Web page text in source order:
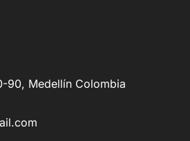
90, Medellín Colombia